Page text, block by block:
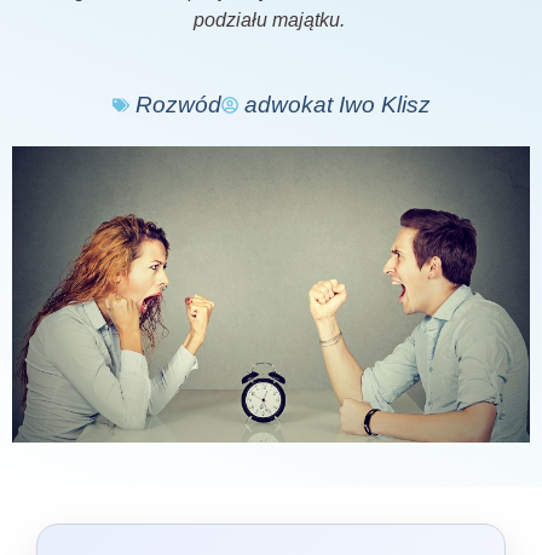
podziału majątku.
Rozwód adwokat Iwo Klisz